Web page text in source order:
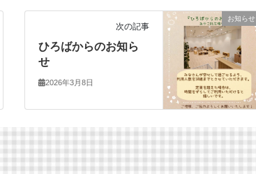
お知らせ
次の記事
ひろばからのお知ら
せ
2026年3月8日